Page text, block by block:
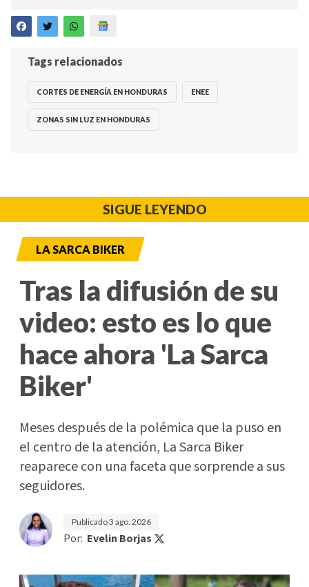
Tags relacionados
CORTES DE ENERGÍA EN HONDURAS ENEE
ZONAS SIN LUZ EN HONDURAS
SIGUE LEYENDO
LA SARCA BIKER
Tras la difusión de su
video: esto es lo que
hace ahora 'La Sarca
Biker'
Meses después de la polémica que la puso en
el centro de la atención, La Sarca Biker
reaparece con una faceta que sorprende a sus
seguidores.
Publicado3 ago. 2026
Por: Evelin Borjas